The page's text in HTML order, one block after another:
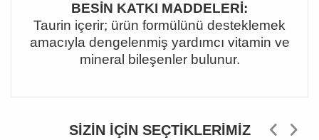
BESİN KATKI MADDELERİ:
Taurin içerir; ürün formülünü desteklemek
amacıyla dengelenmiş yardımcı vitamin ve
mineral bileşenler bulunur.
SIZIN İÇIN SEÇTIKLERIMIZ